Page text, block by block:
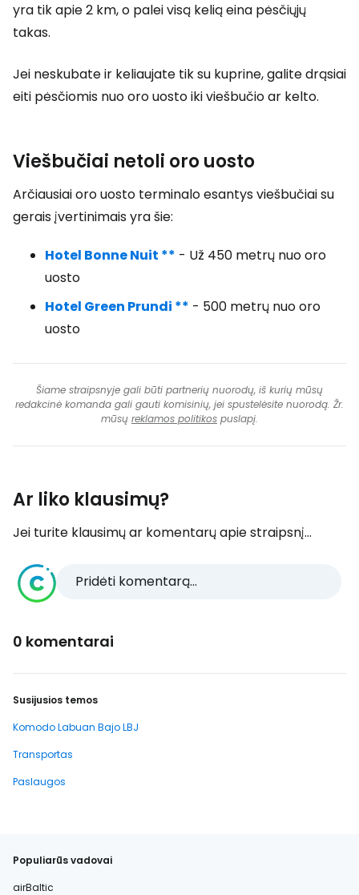
yra tik apie 2 km, o palei visą kelią eina pėsčiųjų
takas.
Jei neskubate ir keliaujate tik su kuprine, galite drąsiai
eiti pėsčiomis nuo oro uosto iki viešbučio ar kelto.
Viešbučiai netoli oro uosto
Arčiausiai oro uosto terminalo esantys viešbučiai su
gerais įvertinimais yra šie:
Hotel Bonne Nuit ** - Už 450 metrų nuo oro
uosto
Hotel Green Prundi ** - 500 metrų nuo oro
uosto
Šiame straipsnyje gali būti partnerių nuorodų, iš kurių mūsų
redakcinė komanda gali gauti komisinių, jei spustelėsite nuorodą. Žr.
mūsų reklamos politikos puslapį.
Ar liko klausimų?
Jei turite klausimų ar komentarų apie straipsnį...
Pridėti komentarą...
0 komentarai
Susijusios temos
Komodo Labuan Bajo LBJ
Transportas
Paslaugos
Populiarūs vadovai
airBaltic